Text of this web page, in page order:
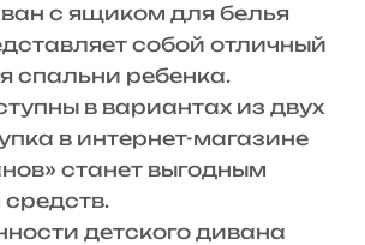
с ящиком для белья
собой отличный
спальни ребенка.
в вариантах из двух
в интернет-магазине
станет выгодным
детского дивана